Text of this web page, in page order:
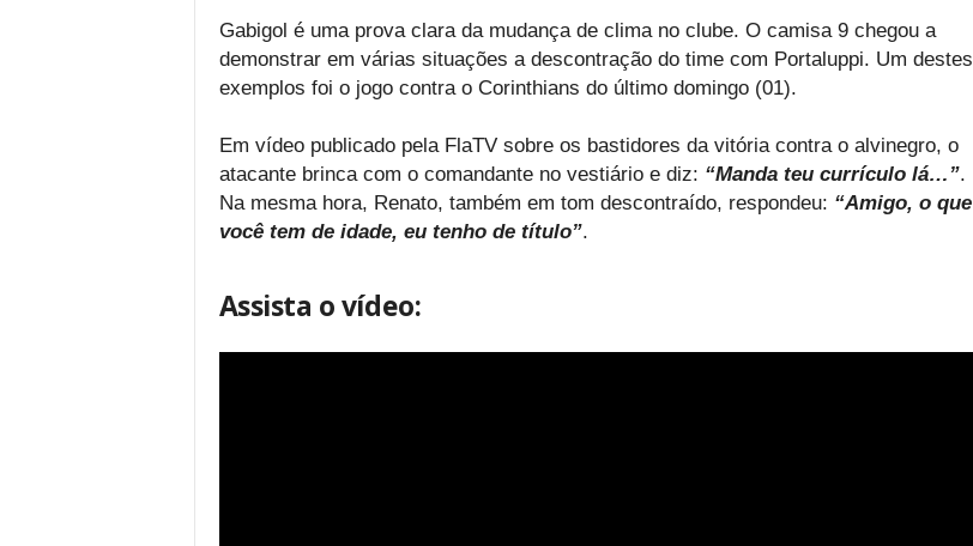
Gabigol é uma prova clara da mudança de clima no clube. O camisa 9 chegou a
demonstrar em várias situações a descontração do time com Portaluppi. Um destes
exemplos foi o jogo contra o Corinthians do último domingo (01).
Em vídeo publicado pela FlaTV sobre os bastidores da vitória contra o alvinegro, o
atacante brinca com o comandante no vestiário e diz: “Manda teu currículo lá…”.
Na mesma hora, Renato, também em tom descontraído, respondeu: “Amigo, o que
você tem de idade, eu tenho de título”.
Assista o vídeo: